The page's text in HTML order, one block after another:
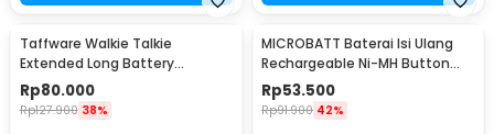
Taffware Walkie Talkie
Extended Long Battery
3800mAh - BL-5
Rp80.000
Rp127.900 38%
MICROBATT Baterai Isi Ulang
Rechargeable Ni-MH Button
Top 1.2V AA-1000mAh
Rp53.500
Rp91.900 42%